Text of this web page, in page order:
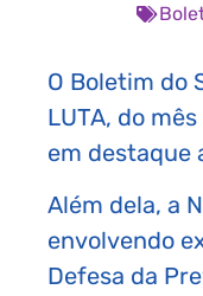
O Boletim do
LUTA, do
em destaque
Além dela, a
envolvendo
Defesa da